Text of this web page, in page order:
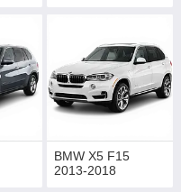
BMW X5 F15
2013-2018